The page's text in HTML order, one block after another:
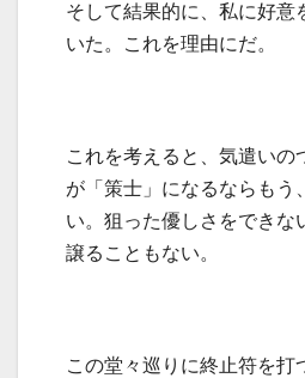
そして結果的に、私に好意
いた。これを理由にだ。
これを考えると、気遣いの
が「策士」になるならもう
い。狙った優しさをできな
譲ることもない。
この堂々巡りに終止符を打